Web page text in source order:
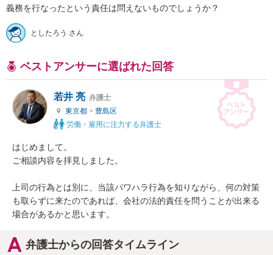
義務を行なったという責任は問えないものでしょうか？
としたろう さん
ベストアンサーに選ばれた回答
若井 亮 弁護士
東京都 > 豊島区
労働・雇用に注力する弁護士
はじめまして。
ご相談内容を拝見しました。
上司の行為とは別に、当該パワハラ行為を知りながら、何の対策
も取らずに来たのであれば、会社の法的責任を問うことが出来る
場合があるかと思います。
弁護士からの回答タイムライン